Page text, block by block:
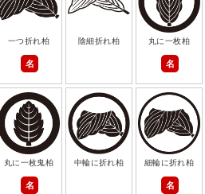
一つ折れ柏
名
陰細折れ柏 丸に一枚柏
名
丸に一枚鬼柏
名
中輪に折れ柏 細輪に折れ柏
名